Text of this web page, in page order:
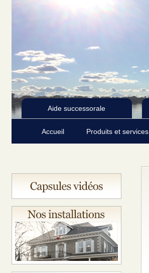
Aide successorale
Accueil Produits et services